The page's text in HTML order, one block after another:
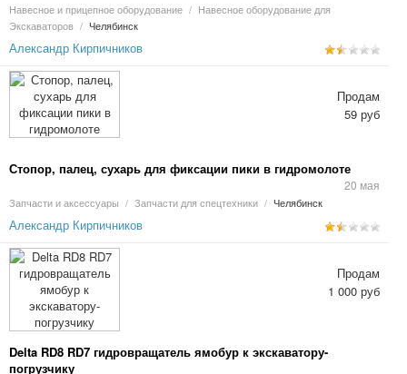
Навесное и прицепное оборудование / Навесное оборудование для
Экскаваторов / Челябинск
Александр Кирпичников
Стопор, палец, сухарь для фиксации пики в гидромолоте
20 мая
Запчасти и аксессуары / Запчасти для спецтехники / Челябинск
Продам
59 руб
Александр Кирпичников
Delta RD8 RD7 гидровращатель ямобур к экскаватору-
погрузчику
Продам
1 000 руб